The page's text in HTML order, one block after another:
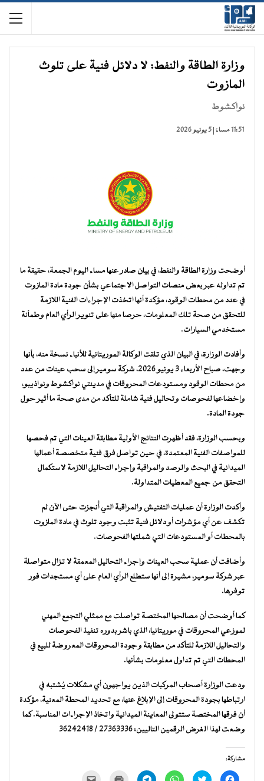
وزارة الطاقة والنفط: لا دلائل فنية على تلوث
المازوت
نواكشوط
11:51 مساءً | 5 يونيو 2026
أوضحت وزارة الطاقة والنفط، في بيان صادر عنها مساء اليوم الجمعة، حقيقة ما
تم تداوله عبر بعض منصات التواصل الاجتماعي بشأن جودة مادة المازوت
في عدد من محطات الوقود، مؤكدة أنها اتخذت الإجراءات الفنية اللازمة
للتحقق من صحة تلك المعلومات، حرصا منها على تنوير الرأي العام وطمأنة
مستخدمي السيارات.
وأفادت الوزارة، في البيان الذي تلقت الوكالة الموريتانية للأنباء نسخة منه، بأنها
وجهت، صباح الأربعاء 3 يونيو 2026، شركة سومير إلى سحب عينات من عدد
من محطات الوقود ومستودعات المحروقات في مدينتي نواكشوط ونواذيبو،
وإخضاعها لفحوصات وتحاليل فنية شاملة للتأكد من مدى صحة ما أثير حول
جودة المادة.
وبحسب الوزارة، فقد أظهرت النتائج الأولية مطابقة العينات التي تم فحصها
للمواصفات الفنية المعتمدة، في حين تواصل فرق فنية متخصصة أعمالها
الميدانية في البحث والرصد والمراقبة وإجراء التحاليل اللازمة لاستكمال
التحقق من جميع المعطيات المتداولة.
وأكدت الوزارة أن عمليات التفتيش والمراقبة التي أُنجزت حتى الآن لم
تكشف عن أي مؤشرات أو دلائل فنية تثبت وجود تلوث في مادة المازوت
بالمحطات أو المستودعات التي شملتها الفحوصات.
وأضافت أن عملية سحب العينات وإجراء التحاليل المعمقة لا تزال متواصلة
عبر شركة سومير، مشيرة إلى أنها ستطلع الرأي العام على أي مستجدات فور
توفرها.
كما أوضحت أن مصالحها المختصة تواصلت مع ممثلي التجمع المهني
لموزعي المحروقات في موريتانيا، الذي باشر بدوره تنفيذ الفحوصات
والتحاليل اللازمة للتأكد من مطابقة وجودة المحروقات المعروضة للبيع في
المحطات التي تم تداول معلومات بشأنها.
ودعت الوزارة أصحاب المركبات الذين يواجهون أي مشكلات يُشتبه في
ارتباطها بجودة المحروقات إلى الإبلاغ عنها، مع تحديد المحطة المعنية، مؤكدة
أن فرقها المختصة ستتولى المعاينة الميدانية واتخاذ الإجراءات المناسبة. كما
وضعت لهذا الغرض الرقمين التاليين: 27363336 / 36242418
مشاركة:
انقر اضغط انقر انقر